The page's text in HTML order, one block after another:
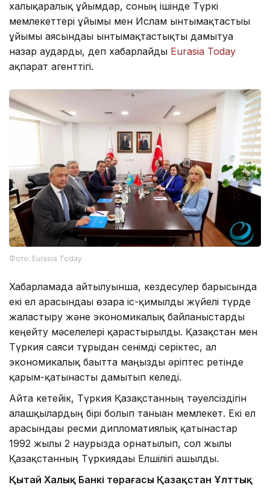
халықаралық ұйымдар, соның ішінде Түркі
мемлекеттері ұйымы мен Ислам ынтымақтастығы
ұйымы аясындағы ынтымақтастықты дамытуға
назар аударды, деп хабарлайды Eurasia Today
ақпарат агенттігі.
Фото: Eurasia Today
Хабарламада айтылуынша, кездесулер барысында
екі ел арасындағы өзара іс-қимылды жүйелі түрде
жалғастыру және экономикалық байланыстарды
кеңейту мәселелері қарастырылды. Қазақстан мен
Түркия саяси тұрғыдан сенімді серіктес, ал
экономикалық бағытта маңызды әріптес ретінде
қарым-қатынасты дамытып келеді.
Айта кетейік, Түркия Қазақстанның тәуелсіздігін
алғашқылардың бірі болып таныған мемлекет. Екі ел
арасындағы ресми дипломатиялық қатынастар
1992 жылғы 2 наурызда орнатылып, сол жылы
Қазақстанның Түркиядағы Елшілігі ашылды.
Қытай Халық Банкі төрағасы Қазақстан Ұлттық